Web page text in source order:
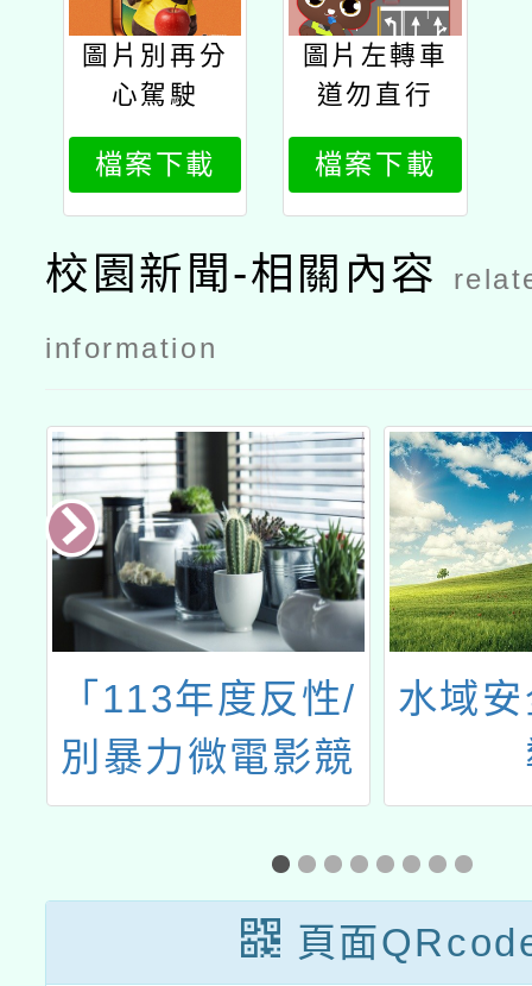
圖片別再分
心駕駛
檔案下載
圖片左轉車
道勿直行
檔案下載
校園新聞-相關內容
information
水域安全教育宣
導
轉知
理「
創意
勵學生
級至國
頁面